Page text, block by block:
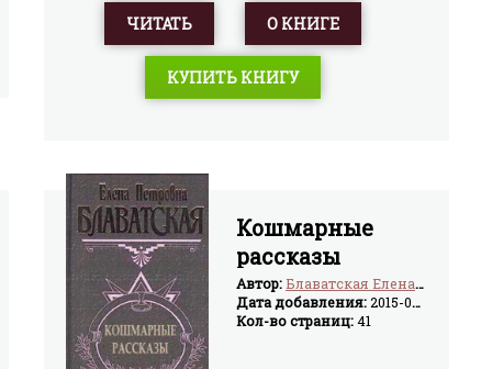
перебралась в Нью-Йорк и два года спустя
основала Теософское общество. Вскоре в
обществе начался внутренний разлад, и
Блаватская уехала в Индию, где продолжала
заниматься теософией. Основные работы
Голубых Горах. Дурбар в Лахоре».
ЧИТАТЬ О КНИГЕ
КУПИТЬ КНИГУ
Кошмарные
рассказы
Автор:Блаватская Елена Петровна
Дата добавления:2015-04-02
Кол-во страниц:41